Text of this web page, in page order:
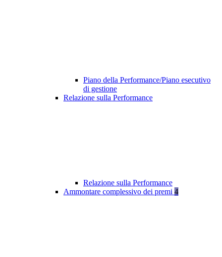
Piano della Performance/Piano esecutivo
di gestione
Relazione sulla Performance
Relazione sulla Performance
Ammontare complessivo dei premi 4